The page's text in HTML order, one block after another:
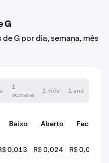
G
G por dia, semana, mês
1
semana
1 mês 1 ano
Baixo Aberto
Fechar
0,013 R$ 0,024 R$ 0,018